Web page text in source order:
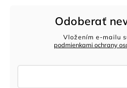
Odoberať
Vložením e-mailu
podmienkami ochrany